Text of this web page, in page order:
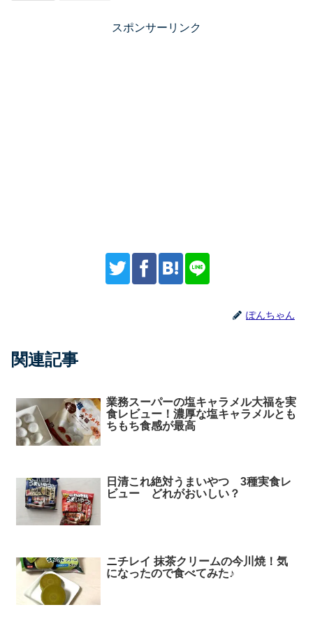
スポンサーリンク
ぽんちゃん
関連記事
業務スーパーの塩キャラメル大福を実
食レビュー！濃厚な塩キャラメルとも
ちもち食感が最高
日清これ絶対うまいやつ 3種実食レ
ビュー どれがおいしい？
ニチレイ 抹茶クリームの今川焼！気
になったので食べてみた♪